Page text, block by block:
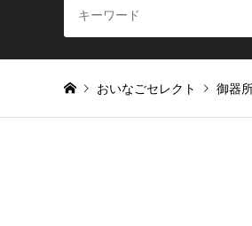
おいなごセレクト 御器